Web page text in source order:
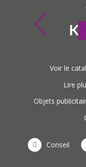
Voir le
Lire
Objets
Conseil